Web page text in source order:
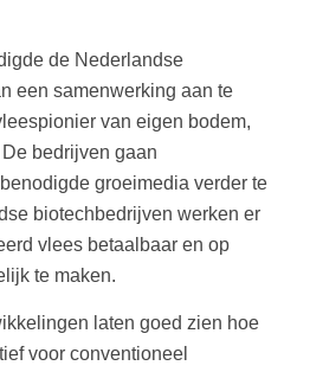
de Nederlandse
een samenwerking aan te
van eigen bodem,
bedrijven gaan
groeimedia verder te
biotechbedrijven werken er
vlees betaalbaar en op
te maken.
laten goed zien hoe
voor conventioneel